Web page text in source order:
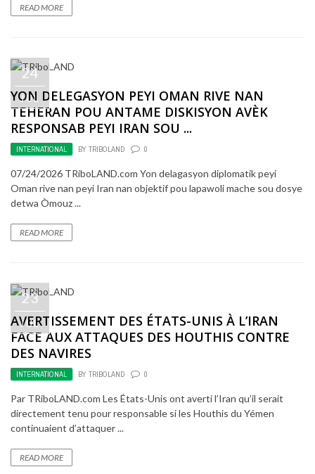
READ MORE
24
JUL
YON DELEGASYON PEYI OMAN RIVE NAN
TEHERAN POU ANTAME DISKISYON AVÈK
RESPONSAB PEYI IRAN SOU ...
INTERNATIONAL BY TRIBOLAND 0
07/24/2026 TRiboLAND.com Yon delagasyon diplomatik peyi
Oman rive nan peyi Iran nan objektif pou lapawoli mache sou dosye
detwa Òmouz ...
READ MORE
23
JUL
AVERTISSEMENT DES ÉTATS-UNIS À L’IRAN
FACE AUX ATTAQUES DES HOUTHIS CONTRE
DES NAVIRES
INTERNATIONAL BY TRIBOLAND 0
Par TRiboLAND.com Les États-Unis ont averti l’Iran qu’il serait
directement tenu pour responsable si les Houthis du Yémen
continuaient d’attaquer ...
READ MORE